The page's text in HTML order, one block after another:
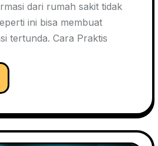
dari rumah sakit tidak
ini bisa membuat
tertunda. Cara Praktis